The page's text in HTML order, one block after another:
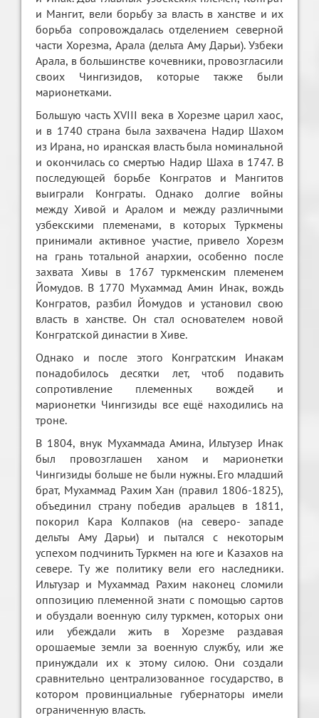
и Мангит, вели борьбу за власть в ханстве и их
борьба сопровождалась отделением северной
части Хорезма, Aрaла (дельта Aму Дaрьи). Узбеки
Aрaла, в большинстве кочевники, провозгласили
своих Чингизидов, которые также были
марионетками.
Большую часть XVIII века в Хорезме царил хаос,
и в 1740 страна была захвачена Надир Шахом
из Ирана, но иранская власть была номинальной
и окончилась со смертью Надир Шаха в 1747. В
последующей борьбе Конгратов и Мангитов
выиграли Конграты. Однако долгие войны
между Хивой и Аралом и между различными
узбекскими племенами, в которых Туркмены
принимали активное участие, привело Хорезм
на грань тотальной анархии, особенно после
захвата Хивы в 1767 туркменским племенем
Йомудов. В 1770 Mухаммад Aмин Инак, вождь
Конгратов, разбил Йомудов и установил свою
власть в ханстве. Он стал основателем новой
Конгратской династии в Хиве.
Однако и после этого Конгратским Инакам
понадобилось десятки лет, чтоб подавить
сопротивление племенных вождей и
марионетки Чингизиды все ещё находились на
троне.
В 1804, внук Mухаммада Aмина, Ильтузер Инак
был провозглашен ханом и марионетки
Чингизиды больше не были нужны. Его младший
брат, Mухаммад Рaхим Хан (правил 1806-1825),
объединил страну победив аральцев в 1811,
покорил Кара Колпаков (на северо- западе
дельты Аму Дарьи) и пытался с некоторым
успехом подчинить Туркмен на юге и Казахов на
севере. Tу же политику вели его наследники.
Ильтузар и Мухаммад Рахим наконец сломили
оппозицию племенной знати с помощью сартов
и обуздали военную силу туркмен, которых они
или убеждали жить в Хорезме раздавая
орошаемые земли за военную службу, или же
принуждали их к этому силою. Они создали
сравнительно централизованное государство, в
котором провинциальные губернаторы имели
ограниченную власть.